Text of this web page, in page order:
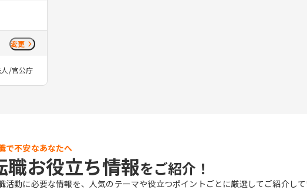
変更
/官公庁
で不安なあなたへ
職お役立ち情報をご紹介！
活動に必要な情報を、人気のテーマや役立つポイントごとに厳選してご紹介し